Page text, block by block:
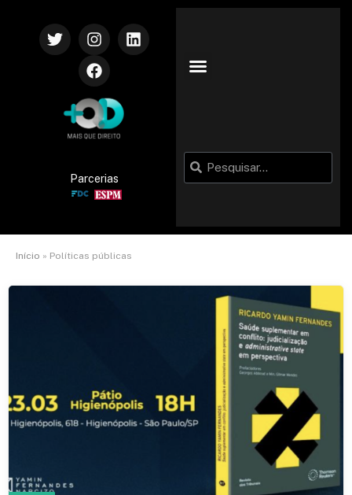
Parcerias
Início » Políticas públicas